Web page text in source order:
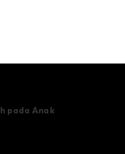
pada Anak